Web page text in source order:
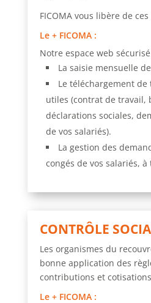
FICOMA vous libère de
Le + FICOMA:
Notre espace web sécurisé
La saisie mensuelle
Le téléchargement
utiles (contrat de travail,
déclarations sociales,
de vos salariés).
La gestion des
congés de vos salariés,
CONTRÔLE
Les organismes du
bonne application des
contributions et
Le + FICOMA: